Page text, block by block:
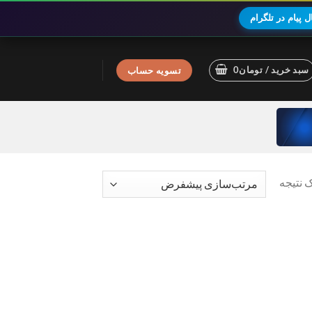
پیام در تلگرام
سبد خرید / تومان0 تسویه حساب
نتیجه